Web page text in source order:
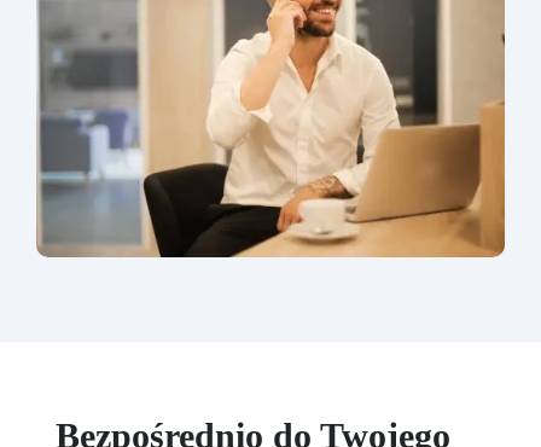
Bezpośrednio do Twojego